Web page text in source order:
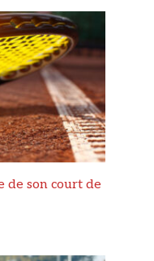
de son court de